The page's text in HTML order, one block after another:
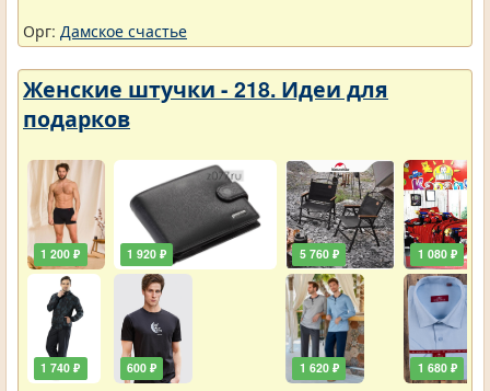
Орг: Дамское счастье
Женские штучки - 218. Идеи для
подарков
1 200 ₽
1 740 ₽
1 920 ₽
600 ₽
5 760 ₽
1 620 ₽
1 080 ₽
1 680 ₽